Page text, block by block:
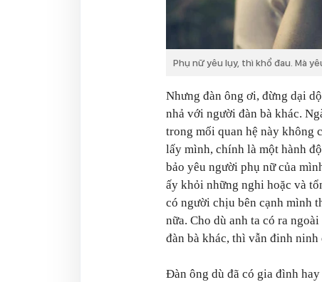
Phụ nữ yêu lụy, thì khổ đau. Mà
Nhưng đàn ông ơi, đừng dại
nhả với người đàn bà khác.
trong mối quan hệ này không
lấy mình, chính là một hành
bảo yêu người phụ nữ của
ấy khỏi những nghi hoặc và
có người chịu bên cạnh mình
nữa. Cho dù anh ta có ra
đàn bà khác, thì vẫn đinh
Đàn ông dù đã có gia đình